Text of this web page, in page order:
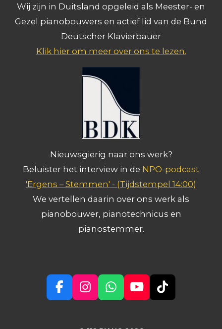
Wij zijn in Duitsland opgeleid als Meester- en
Gezel pianobouwers en actief lid van de Bund
Deutscher Klavierbauer
Klik hier om meer over ons te lezen.
Nieuwsgierig naar ons werk?
Beluister het interview in de NPO-podcast
'Ergens – Stemmen' - (Tijdstempel 14:00)
We vertellen daarin over ons werk als
pianobouwer, pianotechnicus en
pianostemmer.
F
a
I
n
W
h
Y
o
T
i